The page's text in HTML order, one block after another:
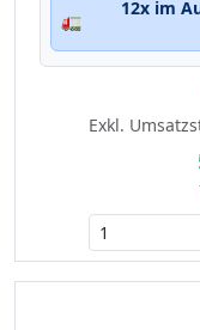
🚛
12x im
Exkl.